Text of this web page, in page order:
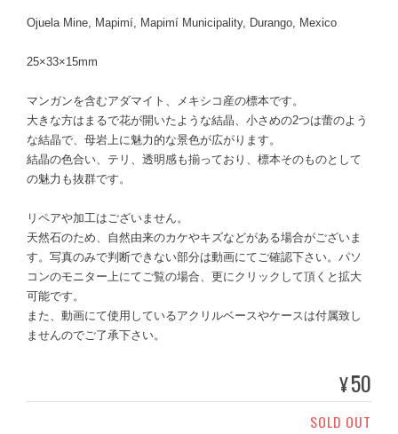
Ojuela Mine, Mapimí, Mapimí Municipality, Durango, Mexico
25×33×15mm
マンガンを含むアダマイト、メキシコ産の標本です。
大きな方はまるで花が開いたような結晶、小さめの2つは蕾のよう
な結晶で、母岩上に魅力的な景色が広がります。
結晶の色合い、テリ、透明感も揃っており、標本そのものとして
の魅力も抜群です。
リペアや加工はございません。
天然石のため、自然由来のカケやキズなどがある場合がございま
す。写真のみで判断できない部分は動画にてご確認下さい。パソ
コンのモニター上にてご覧の場合、更にクリックして頂くと拡大
可能です。
また、動画にて使用しているアクリルベースやケースは付属致し
ませんのでご了承下さい。
¥50
SOLD OUT